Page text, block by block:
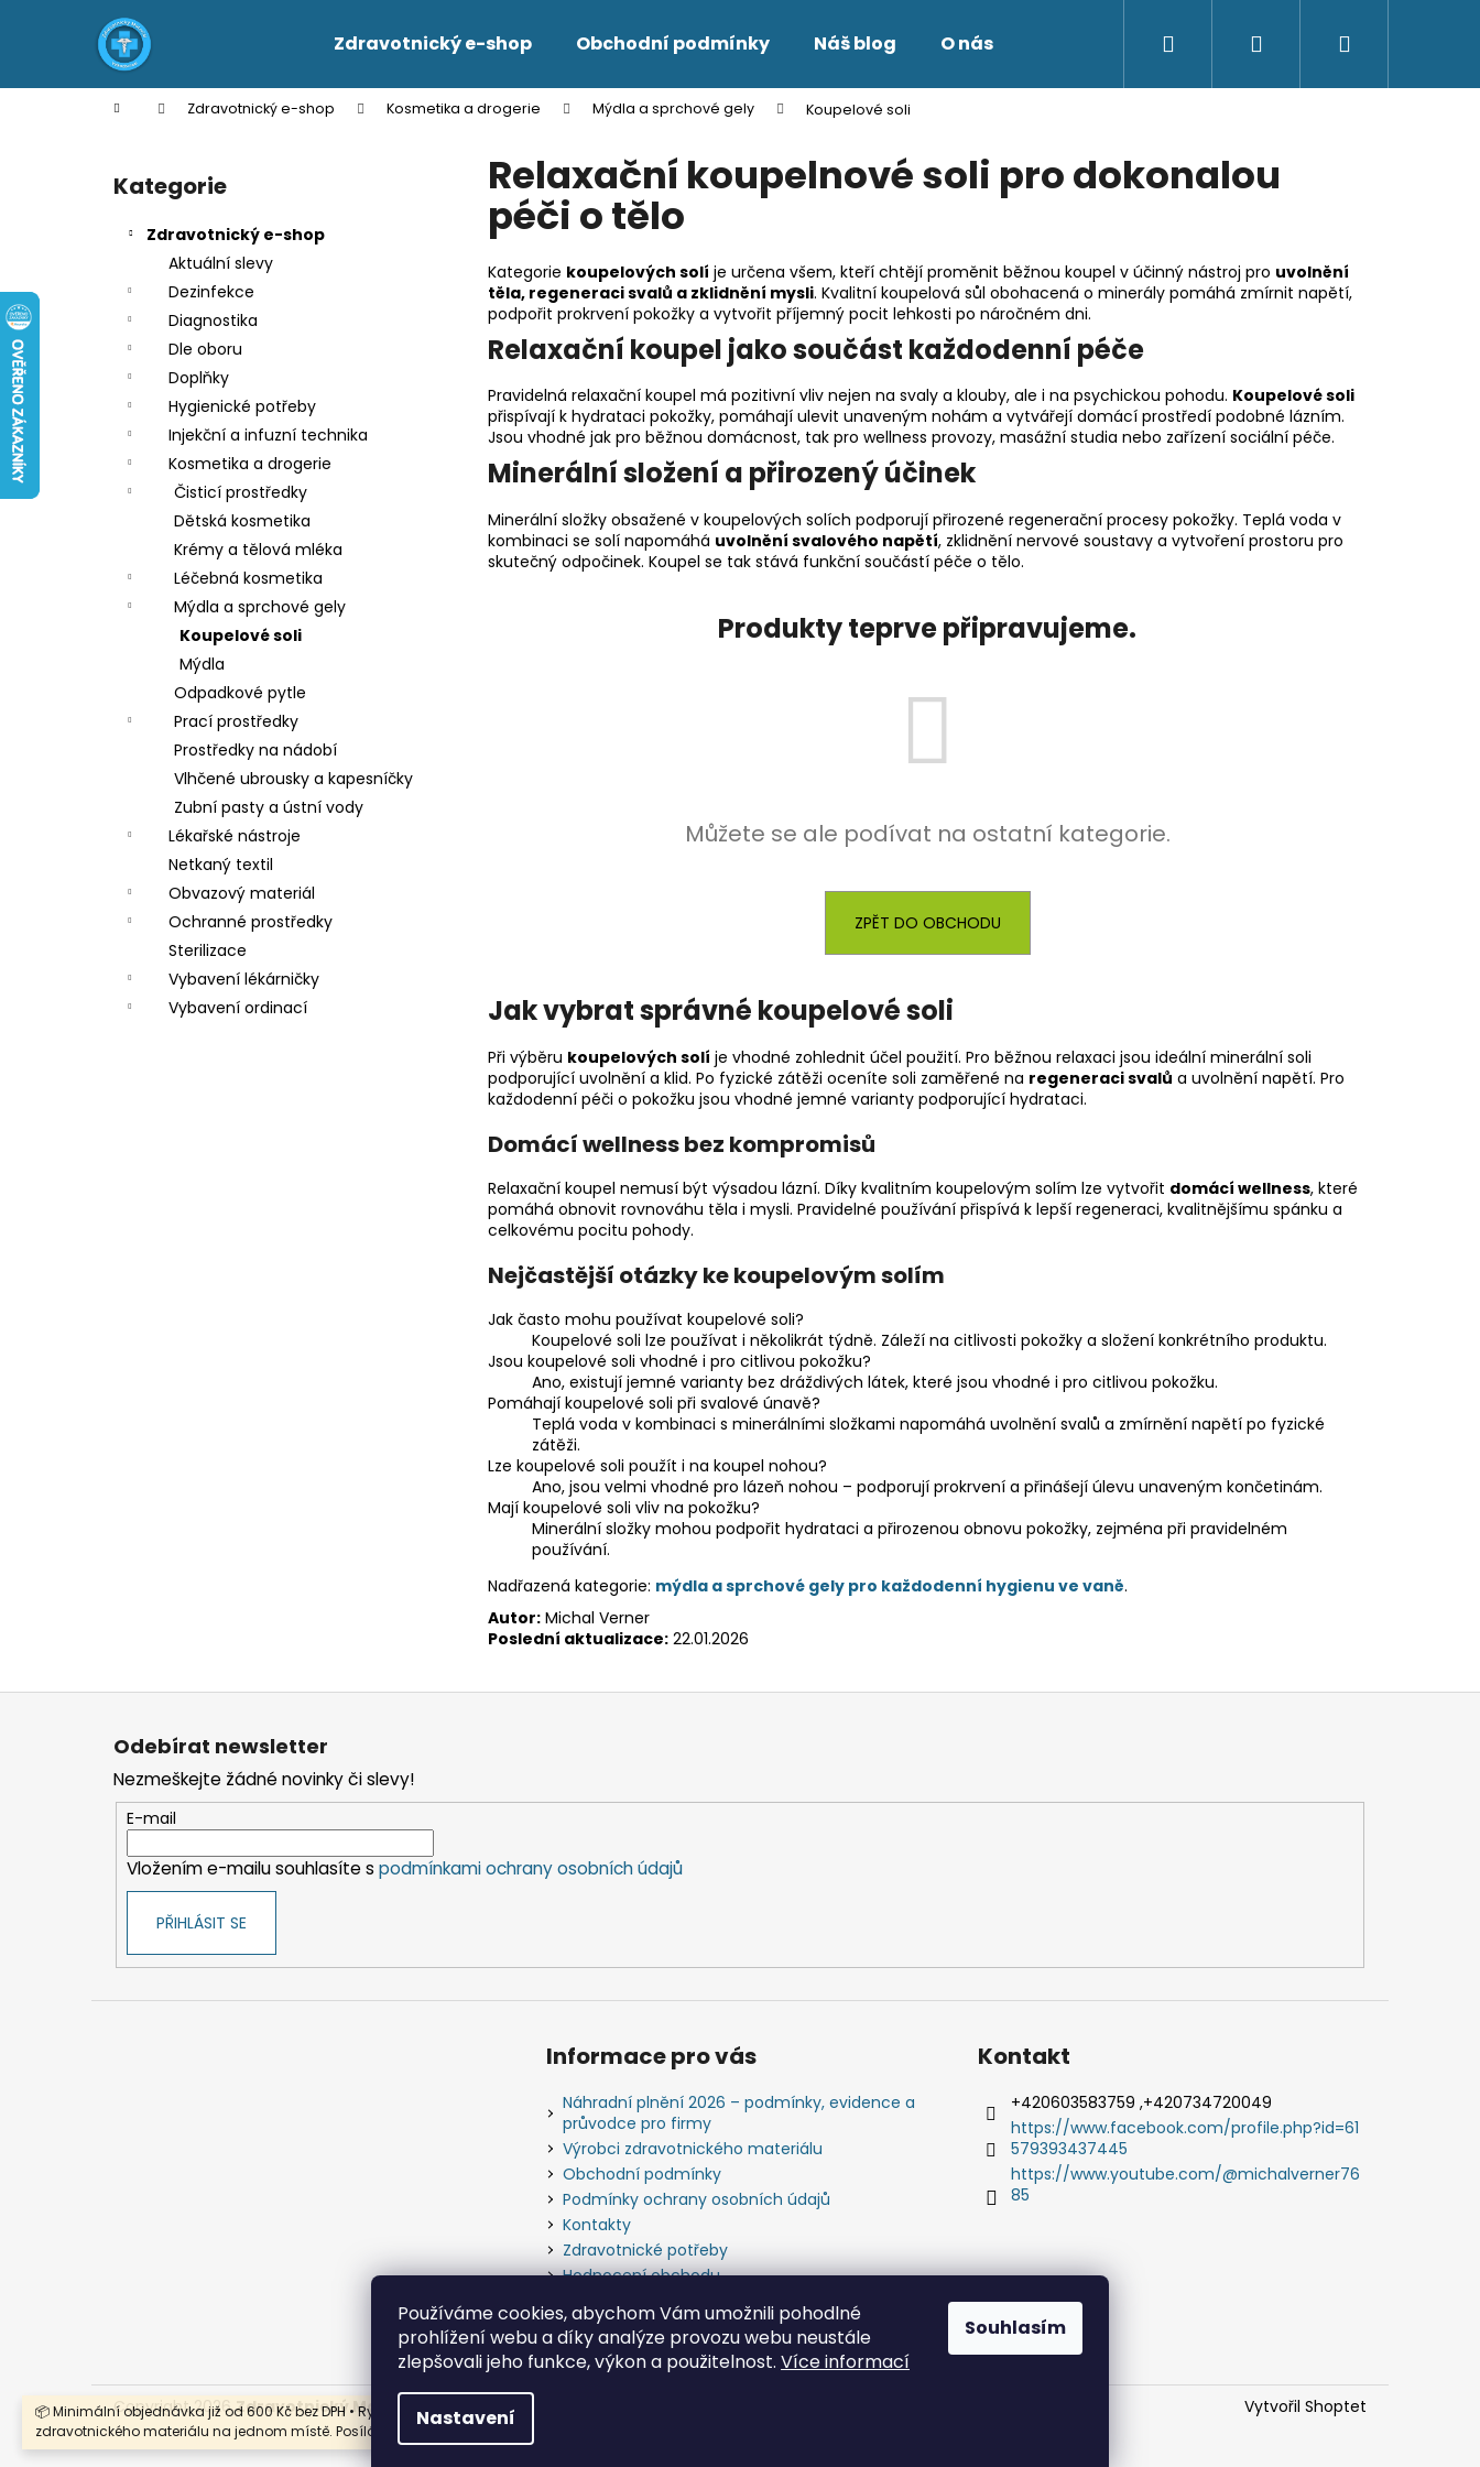
Používáme cookies, abychom Vám umožnili pohodlné
prohlížení webu a díky analýze provozu webu neustále
zlepšovali jeho funkce, výkon a použitelnost. Více informací
Nastavení
Souhlasím
📦 Minimální objednávka již od 600 Kč bez DPH • Rychlý nákup
zdravotnického materiálu na jednom místě. Posíláme i na Slovensko.
Zdravotnický e-shop Obchodní podmínky Náš blog O nás Přihlášení
Domů Zdravotnický e-shop Kosmetika a drogerie Mýdla a sprchové gely Koupelové soli
Přeskočit
kategorie
Kategorie
Zdravotnický e-shop
Aktuální slevy
Dezinfekce
Diagnostika
Dle oboru
Doplňky
Hygienické potřeby
Injekční a infuzní technika
Kosmetika a drogerie
Čisticí prostředky
Dětská kosmetika
Krémy a tělová mléka
Léčebná kosmetika
Mýdla a sprchové gely
Koupelové soli
Mýdla
Odpadkové pytle
Prací prostředky
Prostředky na nádobí
Vlhčené ubrousky a kapesníčky
Zubní pasty a ústní vody
Lékařské nástroje
Netkaný textil
Obvazový materiál
Ochranné prostředky
Sterilizace
Vybavení lékárničky
Vybavení ordinací
Relaxační koupelnové soli pro dokonalou
péči o tělo
Kategorie koupelových solí je určena všem, kteří chtějí proměnit běžnou koupel v účinný nástroj pro uvolnění
těla, regeneraci svalů a zklidnění mysli. Kvalitní koupelová sůl obohacená o minerály pomáhá zmírnit napětí,
podpořit prokrvení pokožky a vytvořit příjemný pocit lehkosti po náročném dni.
Relaxační koupel jako součást každodenní péče
Pravidelná relaxační koupel má pozitivní vliv nejen na svaly a klouby, ale i na psychickou pohodu. Koupelové soli
přispívají k hydrataci pokožky, pomáhají ulevit unaveným nohám a vytvářejí domácí prostředí podobné lázním.
Jsou vhodné jak pro běžnou domácnost, tak pro wellness provozy, masážní studia nebo zařízení sociální péče.
Minerální složení a přirozený účinek
Minerální složky obsažené v koupelových solích podporují přirozené regenerační procesy pokožky. Teplá voda v
kombinaci se solí napomáhá uvolnění svalového napětí, zklidnění nervové soustavy a vytvoření prostoru pro
skutečný odpočinek. Koupel se tak stává funkční součástí péče o tělo.
Produkty teprve připravujeme.
Můžete se ale podívat na ostatní kategorie.
ZPĚT DO OBCHODU
Jak vybrat správné koupelové soli
Při výběru koupelových solí je vhodné zohlednit účel použití. Pro běžnou relaxaci jsou ideální minerální soli
podporující uvolnění a klid. Po fyzické zátěži oceníte soli zaměřené na regeneraci svalů a uvolnění napětí. Pro
každodenní péči o pokožku jsou vhodné jemné varianty podporující hydrataci.
Domácí wellness bez kompromisů
Relaxační koupel nemusí být výsadou lázní. Díky kvalitním koupelovým solím lze vytvořit domácí wellness, které
pomáhá obnovit rovnováhu těla i mysli. Pravidelné používání přispívá k lepší regeneraci, kvalitnějšímu spánku a
celkovému pocitu pohody.
Nejčastější otázky ke koupelovým solím
Jak často mohu používat koupelové soli?
Koupelové soli lze používat i několikrát týdně. Záleží na citlivosti pokožky a složení konkrétního produktu.
Jsou koupelové soli vhodné i pro citlivou pokožku?
Ano, existují jemné varianty bez dráždivých látek, které jsou vhodné i pro citlivou pokožku.
Pomáhají koupelové soli při svalové únavě?
Teplá voda v kombinaci s minerálními složkami napomáhá uvolnění svalů a zmírnění napětí po fyzické
zátěži.
Lze koupelové soli použít i na koupel nohou?
Ano, jsou velmi vhodné pro lázeň nohou – podporují prokrvení a přinášejí úlevu unaveným končetinám.
Mají koupelové soli vliv na pokožku?
Minerální složky mohou podpořit hydrataci a přirozenou obnovu pokožky, zejména při pravidelném
používání.
Nadřazená kategorie: mýdla a sprchové gely pro každodenní hygienu ve vaně.
Autor: Michal Verner
Poslední aktualizace: 22.01.2026
í
Zpět
do
Zpět
do
Co potřebujete najít?
Doporučujeme
Odebírat newsletter
Nezmeškejte žádné novinky či slevy!
E-mail
Vložením e-mailu souhlasíte s podmínkami ochrany osobních údajů
PŘIHLÁSIT SE
Informace pro vás
Náhradní plnění 2026 – podmínky, evidence a
průvodce pro firmy
Výrobci zdravotnického materiálu
Obchodní podmínky
Podmínky ochrany osobních údajů
Kontakty
Zdravotnické potřeby
Hodnocení obchodu
Kontakt
+420603583759 ,+420734720049
https://www.facebook.com/profile.php?id=61
579393437445
https://www.youtube.com/@michalverner76
85
Vytvořil Shoptet
Copyright 2026Zdravotnický Materiál - Velkoobchod s.r.o.